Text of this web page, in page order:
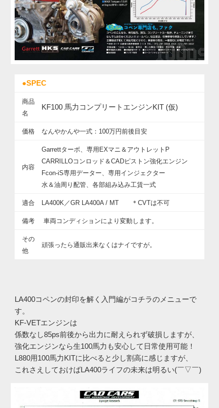
●SPEC
商品
名
KF100 馬力コンプリートエンジンKIT (仮)
価格 なんやかんや一式：100万円前後目安
内容
Garrettターボ、専用EXマニ＆アウトレットP
CARRILLOコンロッド＆CADピストン強化エンジン
Fcon-iS専用データー、専用インジェクター
水＆油周り配管、各部組み込み工賃一式
適合 LA400K／GR LA400A / MT ＊CVTは不可
備考 車両コンディションにより変動します。
その
他
頑張ったら通販出来なくはナイですが。
LA400コペンの封印を解く入門編がコチラのメニューで
す。
KF-VETエンジンは
係数なし85ps前後から出力に耐えられず破損しますが、
強化エンジンなら生100馬力も安心して日常使用可能！
L880用100馬力KITに比べると少し割高に感じますが、
これさえしておけばLA400ライフの未来は明るい(￣▽￣)